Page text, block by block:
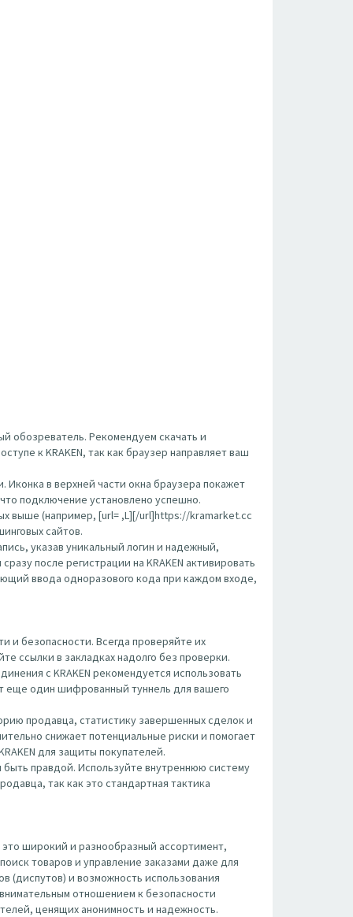
обозреватель. Рекомендуем скачать и
к KRAKEN, так как браузер направляет ваш
Иконка в верхней части окна браузера покажет
подключение установлено успешно.
выше (например, [url= ,L][/url]https://kramarket.cc
сайтов.
указав уникальный логин и надежный,
после регистрации на KRAKEN активировать
ввода одноразового кода при каждом входе,
и безопасности. Всегда проверяйте их
ссылки в закладках надолго без проверки.
с KRAKEN рекомендуется использовать
еще один шифрованный туннель для вашего
продавца, статистику завершенных сделок и
снижает потенциальные риски и помогает
для защиты покупателей.
правдой. Используйте внутреннюю систему
так как это стандартная тактика
широкий и разнообразный ассортимент,
товаров и управление заказами даже для
(диспутов) и возможность использования
отношением к безопасности
ценящих анонимность и надежность.